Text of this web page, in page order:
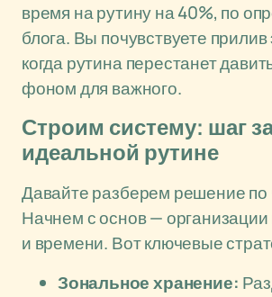
время на рутину на 40%, по
блога. Вы почувствуете прилив
когда рутина перестанет
фоном для важного.
Строим систему: шаг
идеальной рутине
Давайте разберем решение по
Начнем с основ — организации
и времени. Вот ключевые
Зональное хранение: